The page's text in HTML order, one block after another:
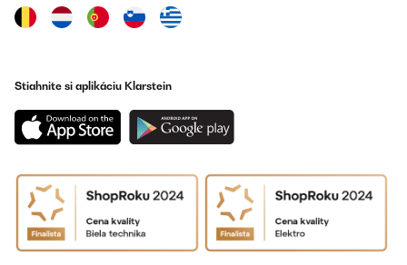
mit ausreichender Leistung.Am Ende sind selbst harte Nüsse
(selbst wenn ich diese vorher nicht einweiche) extrem fein
Sojamilchmaschine).Und dann gibt es da leider doch noch ein
des Schneidmessers (dort wo es mit der Motorwelle verbunden
ist) begann schon nach kurzer Zeit zu rosten! Ich habe mich
damit beholfen, dass ich nach jeder Benutzung (nach Ablauf der
Oberfläche des Schneidmesserkopfes kurz ein. Seitdem rostet da
nichts mehr. Also keine große Sache, was ansonsten den sehr
guten Eindruck nicht weiter trübt.
Amazon-Benutzer
Stiahnite si aplikáciu Klarstein